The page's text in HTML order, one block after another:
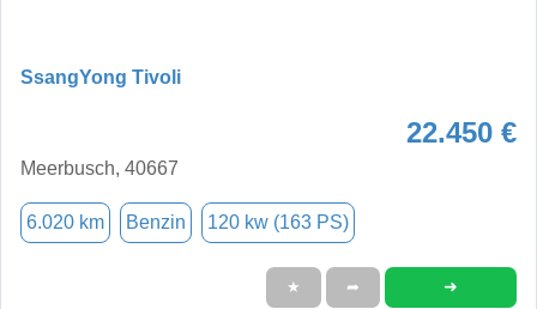
SsangYong Tivoli
22.450 €
Meerbusch, 40667
6.020 km Benzin 120 kw (163 PS)
★ ➦ ➜